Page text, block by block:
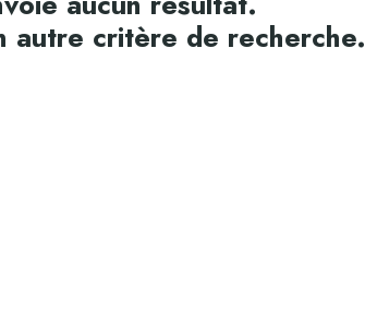
autre critère de recherche.